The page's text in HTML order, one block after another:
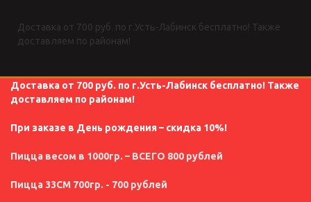
Доставка от 700 руб. по г.Усть-Лабинск бесплатно! Также
доставляем по районам!
Доставка от 700 руб. по г.Усть-Лабинск бесплатно! Также
доставляем по районам!
При заказе в День рождения – скидка 10%!
Пицца весом в 1000гр. – ВСЕГО 800 рублей
Пицца 33СМ 700гр. - 700 рублей